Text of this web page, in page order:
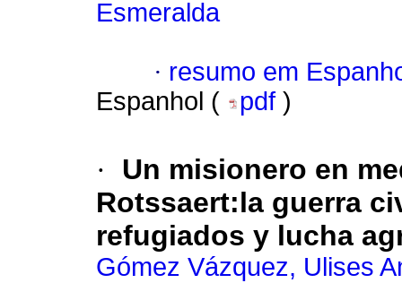
Esmeralda
· resumo em
Espanhol (
pdf )
·
Un misionero en
Rotssaert:la guerra
refugiados y lucha
Gómez Vázquez, Ulises